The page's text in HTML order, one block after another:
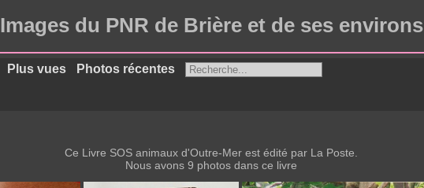
Images du PNR de Brière et de ses environs
Plus vues Photos récentes
Ce Livre SOS animaux d'Outre-Mer est édité par La Poste.
Nous avons 9 photos dans ce livre